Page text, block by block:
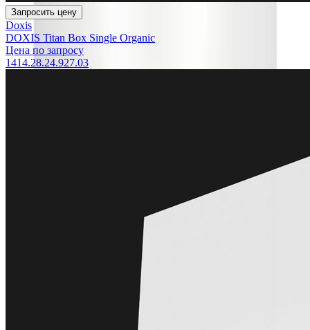
Запросить цену
Doxis
DOXIS Titan Box Single Organic
Цена по запросу
1414.28.24.927.03